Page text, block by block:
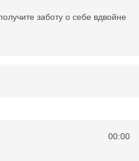
заботу о себе вдвойне
00:00